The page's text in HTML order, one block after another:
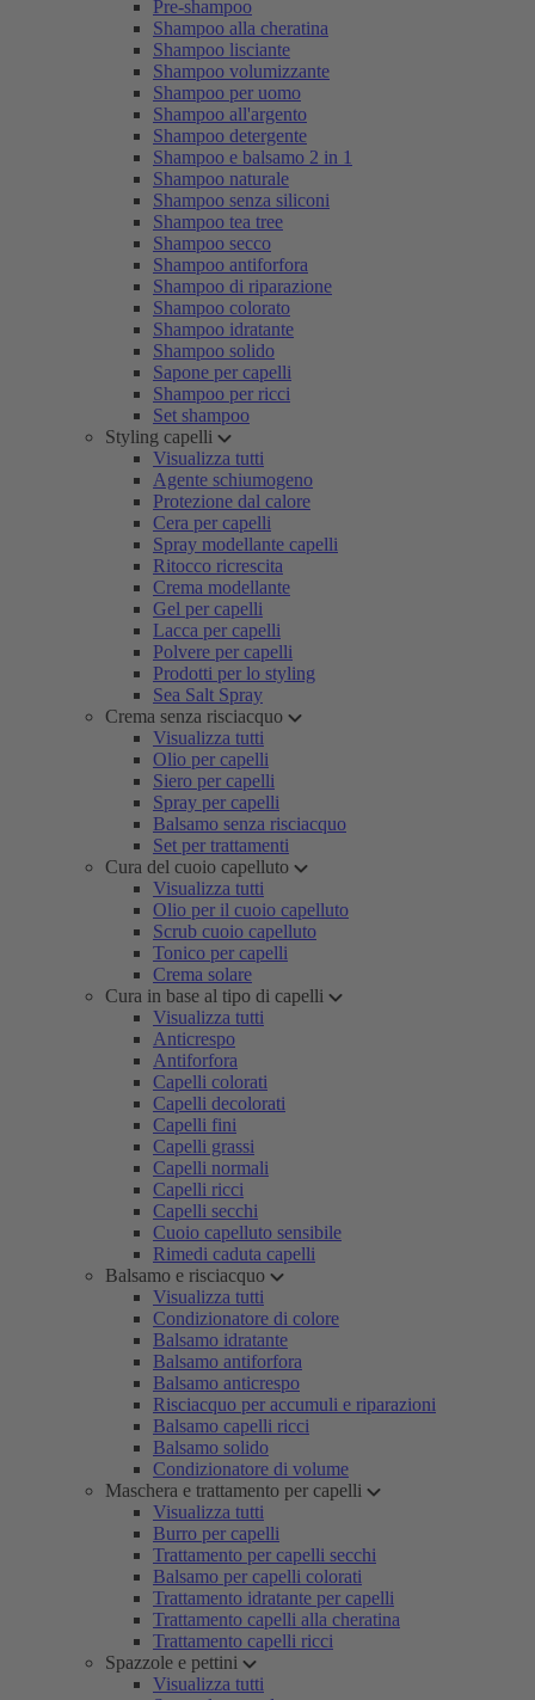
Pre-shampoo
Shampoo alla cheratina
Shampoo lisciante
Shampoo volumizzante
Shampoo per uomo
Shampoo all'argento
Shampoo detergente
Shampoo e balsamo 2 in 1
Shampoo naturale
Shampoo senza siliconi
Shampoo tea tree
Shampoo secco
Shampoo antiforfora
Shampoo di riparazione
Shampoo colorato
Shampoo idratante
Shampoo solido
Sapone per capelli
Shampoo per ricci
Set shampoo
Styling capelli
Visualizza tutti
Agente schiumogeno
Protezione dal calore
Cera per capelli
Spray modellante capelli
Ritocco ricrescita
Crema modellante
Gel per capelli
Lacca per capelli
Polvere per capelli
Prodotti per lo styling
Sea Salt Spray
Crema senza risciacquo
Visualizza tutti
Olio per capelli
Siero per capelli
Spray per capelli
Balsamo senza risciacquo
Set per trattamenti
Cura del cuoio capelluto
Visualizza tutti
Olio per il cuoio capelluto
Scrub cuoio capelluto
Tonico per capelli
Crema solare
Cura in base al tipo di capelli
Visualizza tutti
Anticrespo
Antiforfora
Capelli colorati
Capelli decolorati
Capelli fini
Capelli grassi
Capelli normali
Capelli ricci
Capelli secchi
Cuoio capelluto sensibile
Rimedi caduta capelli
Balsamo e risciacquo
Visualizza tutti
Condizionatore di colore
Balsamo idratante
Balsamo antiforfora
Balsamo anticrespo
Risciacquo per accumuli e riparazioni
Balsamo capelli ricci
Balsamo solido
Condizionatore di volume
Maschera e trattamento per capelli
Visualizza tutti
Burro per capelli
Trattamento per capelli secchi
Balsamo per capelli colorati
Trattamento idratante per capelli
Trattamento capelli alla cheratina
Trattamento capelli ricci
Spazzole e pettini
Visualizza tutti